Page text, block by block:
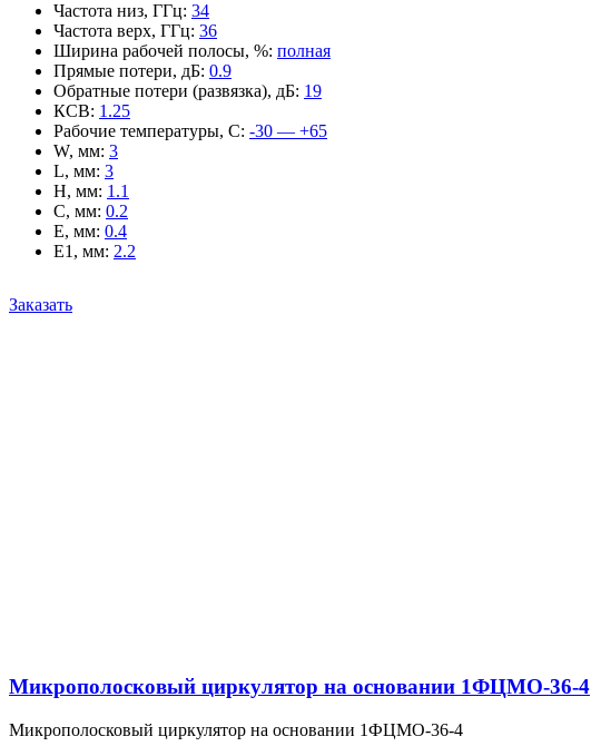
Частота низ, ГГц: 34
Частота верх, ГГц: 36
Ширина рабочей полосы, %: полная
Прямые потери, дБ: 0.9
Обратные потери (развязка), дБ: 19
КСВ: 1.25
Рабочие температуры, С: -30 — +65
W, мм: 3
L, мм: 3
H, мм: 1.1
C, мм: 0.2
E, мм: 0.4
E1, мм: 2.2
Заказать
Микрополосковый циркулятор на основании 1ФЦМО-36-4
Микрополосковый циркулятор на основании 1ФЦМО-36-4